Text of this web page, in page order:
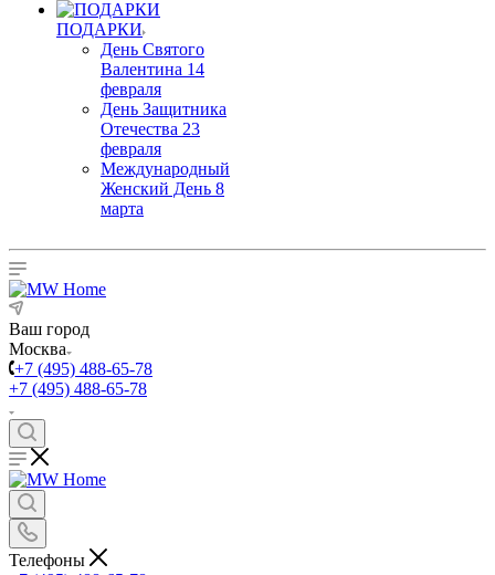
ПОДАРКИ
День Святого
Валентина 14
февраля
День Защитника
Отечества 23
февраля
Международный
Женский День 8
марта
Ваш город
Москва
+7 (495) 488-65-78
+7 (495) 488-65-78
Телефоны